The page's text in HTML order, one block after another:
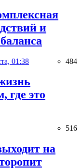
и
01:38 484
где это
516
на